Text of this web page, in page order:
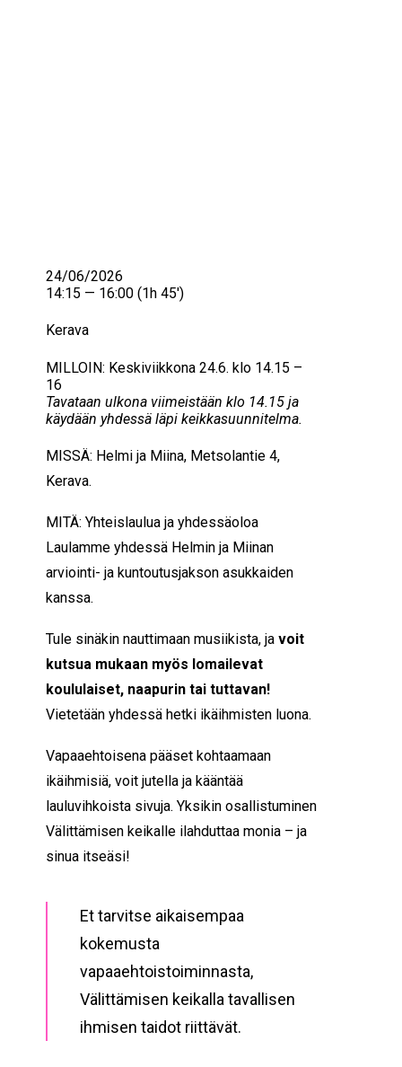
MILLOIN: Keskiviikkona 24.6. klo 14.15 –
16
Tavataan ulkona viimeistään klo 14.15 ja
käydään yhdessä läpi keikkasuunnitelma.
MISSÄ: Helmi ja Miina, Metsolantie 4,
Kerava.
MITÄ: Yhteislaulua ja yhdessäoloa
Laulamme yhdessä Helmin ja Miinan
arviointi- ja kuntoutusjakson asukkaiden
kanssa.
Tule sinäkin nauttimaan musiikista, ja voit
kutsua mukaan myös lomailevat
koululaiset, naapurin tai tuttavan!
Vietetään yhdessä hetki ikäihmisten luona.
Vapaaehtoisena pääset kohtaamaan
ikäihmisiä, voit jutella ja kääntää
lauluvihkoista sivuja. Yksikin osallistuminen
Välittämisen keikalle ilahduttaa monia – ja
sinua itseäsi!
Et tarvitse aikaisempaa
kokemusta
vapaaehtoistoiminnasta,
Välittämisen keikalla tavallisen
ihmisen taidot riittävät.
24/06/2026
14:15 — 16:00 (1h 45′)
Kerava